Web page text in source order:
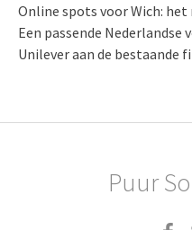
Online spots voor Wich: het
Een passende Nederlandse
Unilever aan de bestaande
Puur